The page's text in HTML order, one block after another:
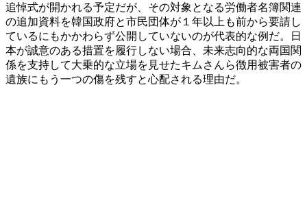
追悼式が開かれる予定だが、その対象となる労働者名簿関連
の追加資料を韓国政府と市民団体が１年以上も前から要請し
ているにもかかわらず公開していないのが代表的な例だ。日
本が誠意のある措置を履行しない場合、未来志向的な両国関
係を支持して大乗的な立場を見せたキムさんら徴用被害者の
遺族にもう一つの傷を残すと心配される理由だ。